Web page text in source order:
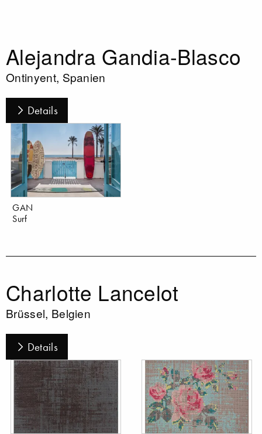
Alejandra Gandia-Blasco
Ontinyent, Spanien
Details
GAN
Surf
Charlotte Lancelot
Brüssel, Belgien
Details